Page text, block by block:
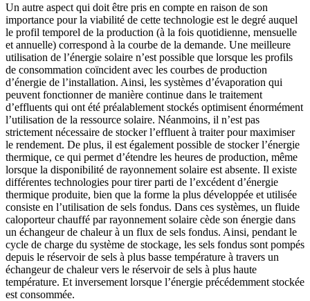
Un autre aspect qui doit être pris en compte en raison de son
importance pour la viabilité de cette technologie est le degré auquel
le profil temporel de la production (à la fois quotidienne, mensuelle
et annuelle) correspond à la courbe de la demande. Une meilleure
utilisation de l’énergie solaire n’est possible que lorsque les profils
de consommation coïncident avec les courbes de production
d’énergie de l’installation. Ainsi, les systèmes d’évaporation qui
peuvent fonctionner de manière continue dans le traitement
d’effluents qui ont été préalablement stockés optimisent énormément
l’utilisation de la ressource solaire. Néanmoins, il n’est pas
strictement nécessaire de stocker l’effluent à traiter pour maximiser
le rendement. De plus, il est également possible de stocker l’énergie
thermique, ce qui permet d’étendre les heures de production, même
lorsque la disponibilité de rayonnement solaire est absente. Il existe
différentes technologies pour tirer parti de l’excédent d’énergie
thermique produite, bien que la forme la plus développée et utilisée
consiste en l’utilisation de sels fondus. Dans ces systèmes, un fluide
caloporteur chauffé par rayonnement solaire cède son énergie dans
un échangeur de chaleur à un flux de sels fondus. Ainsi, pendant le
cycle de charge du système de stockage, les sels fondus sont pompés
depuis le réservoir de sels à plus basse température à travers un
échangeur de chaleur vers le réservoir de sels à plus haute
température. Et inversement lorsque l’énergie précédemment stockée
est consommée.